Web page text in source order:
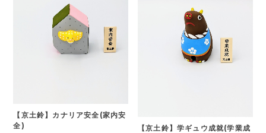
【京土鈴】カナリア安全(家内安
全)
【京土鈴】学ギュウ成就(学業成